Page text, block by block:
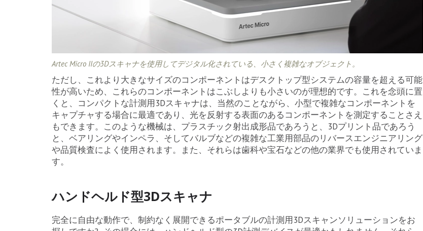
Artec Micro IIの3Dスキャナを使用してデジタル化されている、小さく複雑なオブジェクト。
ただし、これより大きなサイズのコンポーネントはデスクトップ型システムの容量を超える可能
性が高いため、これらのコンポーネントはこぶしよりも小さいのが理想的です。これを念頭に置
くと、コンパクトな計測用3Dスキャナは、当然のことながら、小型で複雑なコンポーネントを
キャプチャする場合に最適であり、光を反射する表面のあるコンポーネントを測定することさえ
もできます。このような機械は、プラスチック射出成形品であろうと、3Dプリント品であろう
と、ベアリングやインペラ、そしてバルブなどの複雑な工業用部品のリバースエンジニアリング
や品質検査によく使用されます。また、それらは歯科や宝石などの他の業界でも使用されていま
す。
ハンドヘルド型3Dスキャナ
完全に自由な動作で、制約なく展開できるポータブルの計測用3Dスキャンソリューションをお